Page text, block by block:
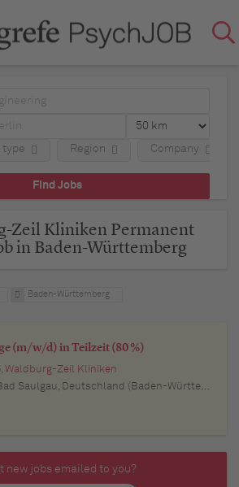
type Region Company
Zeil Kliniken Permanent
in Baden-Württemberg
Baden-Württemberg
(m/w/d) in Teilzeit (80 %)
Waldburg-Zeil Kliniken
Saulgau, Deutschland (Baden-Württemberg)
new jobs emailed to you?